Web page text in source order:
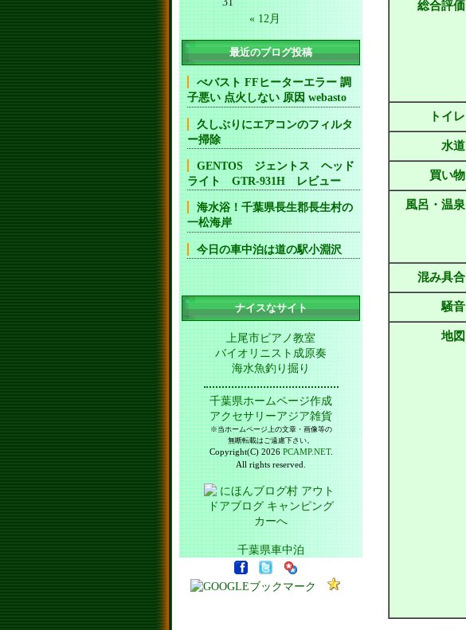
総合評価
トイレ
水道
買い物
風呂・温泉
混み具合
騒音
地図
« 12月
最近のブログ投稿
べバスト FFヒーターエラー 調
子悪い 点火しない 原因 webasto
久しぶりにエアコンのフィルタ
ー掃除
GENTOS ジェントス ヘッド
ライト GTR-931H レビュー
海水浴！千葉県長生郡長生村の
一松海岸
今日の車中泊は道の駅小淵沢
ナイスなサイト
上尾市ピアノ教室
バイオリニスト成原奏
海水魚釣り掘り
千葉県ホームページ作成
アクセサリーアジア雑貨
※当ホームページ上の文章・画像等の
無断転載はご遠慮下さい。
Copyright(C) 2026 PCAMP.NET.
All rights reserved.
千葉県車中泊